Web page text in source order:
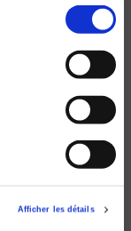
Afficher les détails